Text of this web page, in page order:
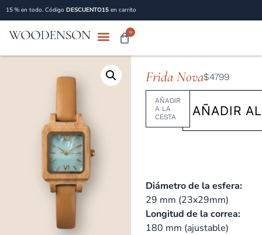
15 % en todo. Código DESCUENTO15 en carrito
0
Frida Nova$4799
AÑADIR
AÑADIR
A LA
CESTA
Diámetro de la esfera:
29 mm (23x29mm)
Longitud de la correa:
180 mm (ajustable)